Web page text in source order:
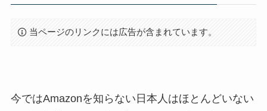
当ページのリンクには広告が含まれています。
今ではAmazonを知らない日本人はほとんどいない